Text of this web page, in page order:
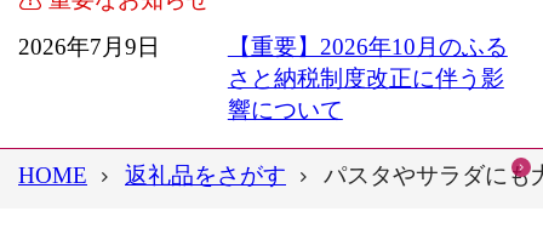
2026年7月9日
【重要】2026年10月のふる
さと納税制度改正に伴う影
響について
HOME 返礼品をさがす パスタやサラダにも